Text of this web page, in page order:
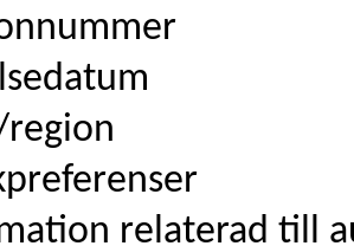
region
relaterad till